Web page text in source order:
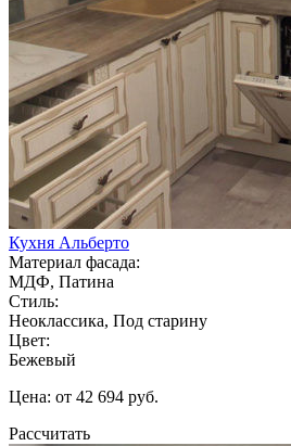
Кухня Альберто
Материал фасада:
МДФ, Патина
Стиль:
Неоклассика, Под старину
Цвет:
Бежевый
Цена: от 42 694 руб.
Рассчитать